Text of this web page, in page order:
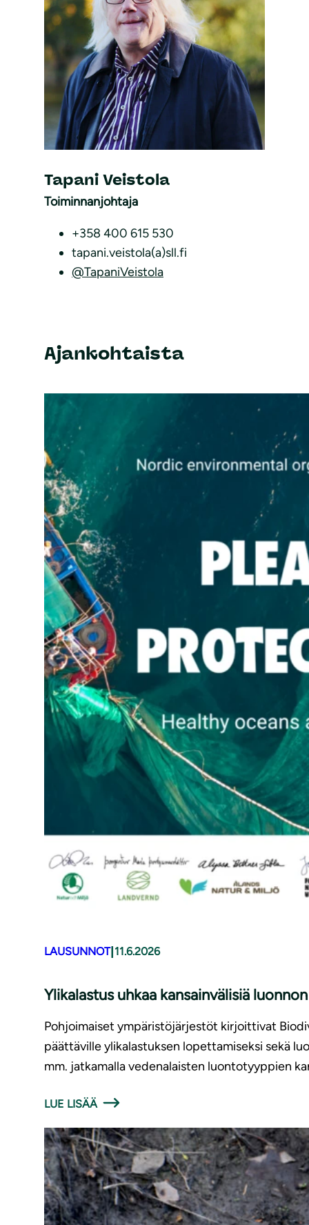
Toiminnanjohtaja
Tapani Veistola
+358 400 615 530
tapani.veistola(a)sll.fi
@TapaniVeistola
Ajankohtaista
LAUSUNNOT| 11.6.2026
Ylikalastus uhkaa kansainvälisiä
Pohjoimaiset ympäristöjärjestöt kirjoittivat
päättäville ylikalastuksen lopettamiseksi sekä
mm. jatkamalla vedenalaisten luontotyyppien
LUE LISÄÄ